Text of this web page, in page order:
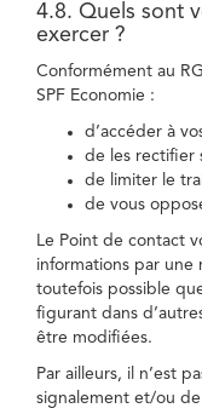
4.8. Quels sont
exercer ?
Conformément au
SPF Economie :
d’accéder à
de les rectifier
de limiter le
de vous
Le Point de contact
informations par une
toutefois possible
figurant dans
être modifiées.
Par ailleurs, il n’est
signalement et/ou